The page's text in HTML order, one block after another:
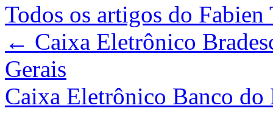
Todos os artigos do
← Caixa Eletrônico
Gerais
Caixa Eletrônico Banco